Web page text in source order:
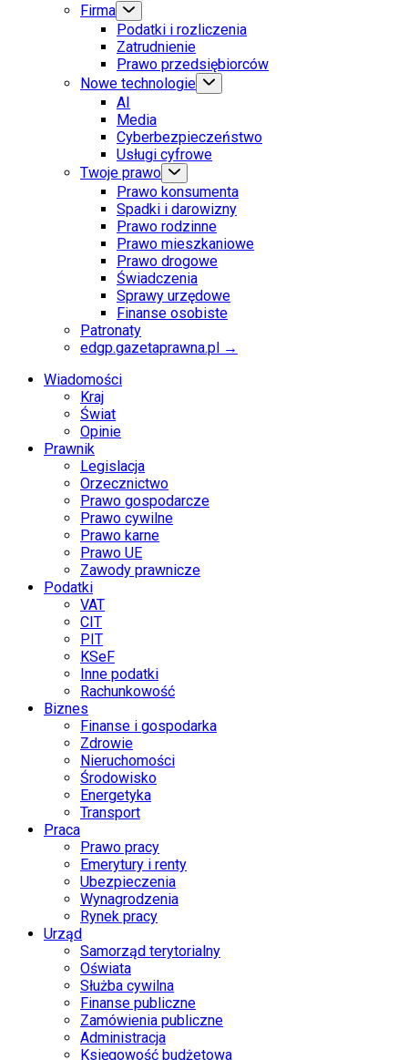
Firma
Podatki i rozliczenia
Zatrudnienie
Prawo przedsiębiorców
Nowe technologie
AI
Media
Cyberbezpieczeństwo
Usługi cyfrowe
Twoje prawo
Prawo konsumenta
Spadki i darowizny
Prawo rodzinne
Prawo mieszkaniowe
Prawo drogowe
Świadczenia
Sprawy urzędowe
Finanse osobiste
Patronaty
edgp.gazetaprawna.pl →
Wiadomości
Kraj
Świat
Opinie
Prawnik
Legislacja
Orzecznictwo
Prawo gospodarcze
Prawo cywilne
Prawo karne
Prawo UE
Zawody prawnicze
Podatki
VAT
CIT
PIT
KSeF
Inne podatki
Rachunkowość
Biznes
Finanse i gospodarka
Zdrowie
Nieruchomości
Środowisko
Energetyka
Transport
Praca
Prawo pracy
Emerytury i renty
Ubezpieczenia
Wynagrodzenia
Rynek pracy
Urząd
Samorząd terytorialny
Oświata
Służba cywilna
Finanse publiczne
Zamówienia publiczne
Administracja
Księgowość budżetowa